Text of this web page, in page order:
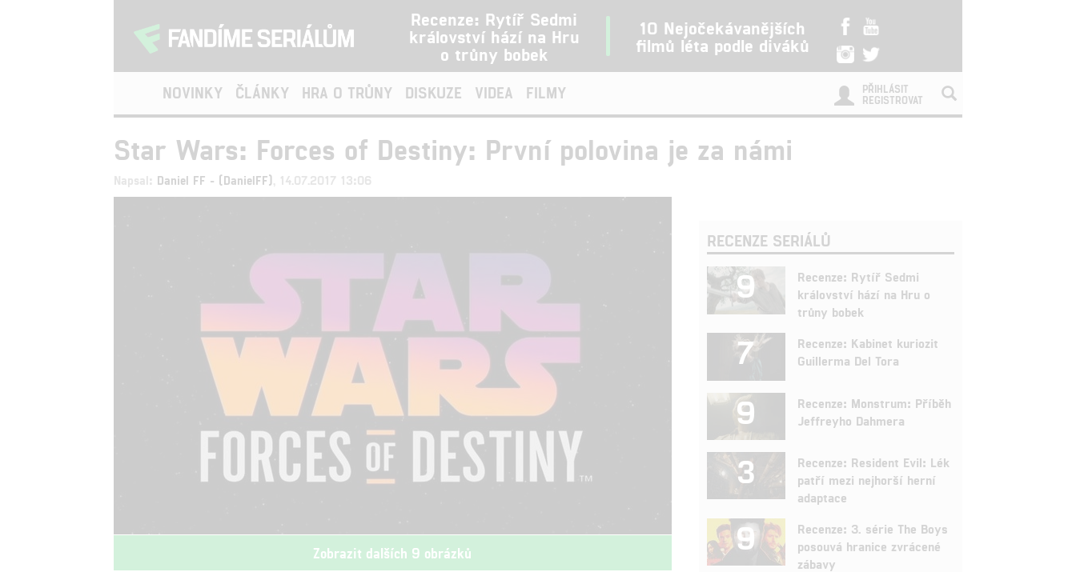
Recenze: Rytíř Sedmi
království hází na Hru
o trůny bobek
10 Nejočekávanějších
filmů léta podle diváků
NOVINKY ČLÁNKY HRA O TRŮNY DISKUZE VIDEA FILMY
PŘIHLÁSIT
REGISTROVAT
Star Wars: Forces of Destiny: První polovina je za námi
Napsal: Daniel FF - (DanielFF) , 14.07.2017 13:06
Zobrazit dalších 9 obrázků
RECENZE SERIÁLŮ
9
Recenze: Rytíř Sedmi
království hází na Hru o
trůny bobek
7
Recenze: Kabinet kuriozit
Guillerma Del Tora
9
Recenze: Monstrum: Příběh
Jeffreyho Dahmera
3
Recenze: Resident Evil: Lék
patří mezi nejhorší herní
adaptace
9
Recenze: 3. série The Boys
posouvá hranice zvrácené
zábavy